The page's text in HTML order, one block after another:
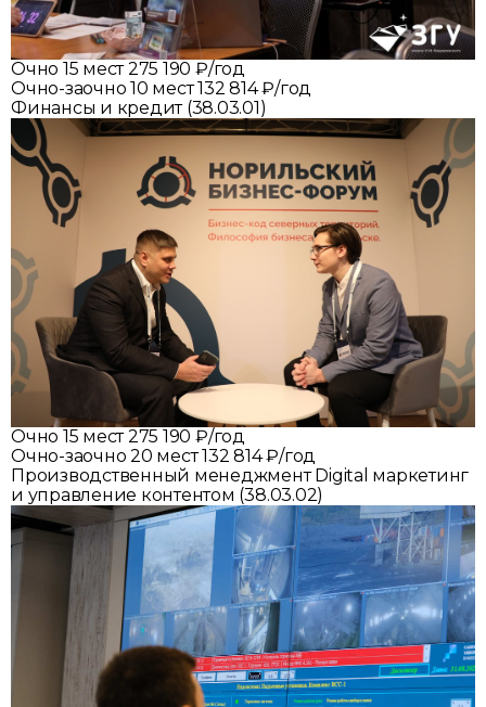
Очно 15 мест 275 190 ₽/год
Очно-заочно 10 мест132 814 ₽/год
Финансы и кредит (38.03.01)
Очно 15 мест 275 190 ₽/год
Очно-заочно 20 мест132 814 ₽/год
Производственный менеджмент Digital маркетинг
и управление контентом (38.03.02)